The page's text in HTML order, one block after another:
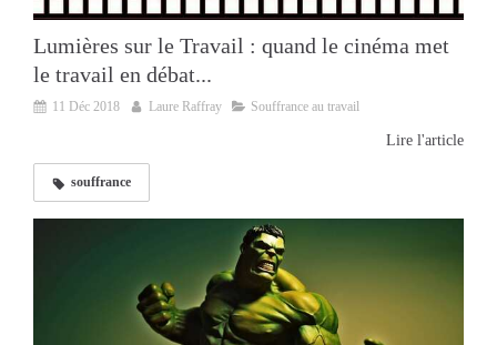
Lumières sur le Travail : quand le cinéma met
le travail en débat...
11 Déc 2018 Laure Raffray Souffrance au travail
Lire l'article
souffrance